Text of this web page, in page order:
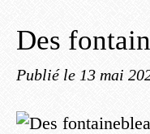
Des
Publié le 13 mai